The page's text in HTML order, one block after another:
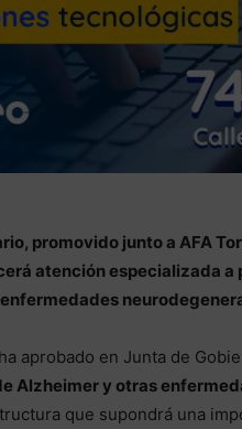
promovido junto a AFA
atención especializada a
enfermedades
aprobado en Junta de
Alzheimer y otras
que supondrá una